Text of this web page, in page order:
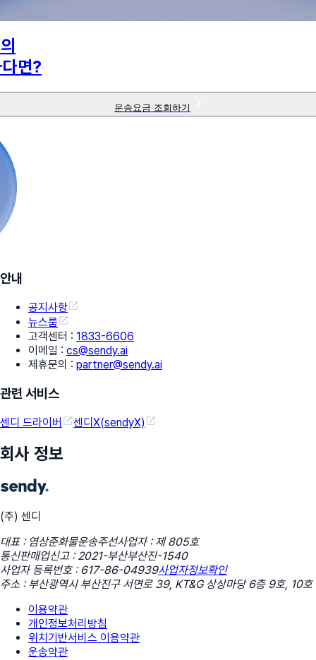
면?
운송요금 조회하기
안내
공지사항
뉴스룸
고객센터 : 1833-6606
이메일 : cs@sendy.ai
제휴문의 : partner@sendy.ai
관련 서비스
센디 드라이버 센디X(sendyX)
회사 정보
(주) 센디
대표 : 염상준화물운송주선사업자 : 제 805호
통신판매업신고 : 2021-부산부산진-1540
사업자 등록번호 : 617-86-04939사업자정보확인
주소 : 부산광역시 부산진구 서면로 39, KT&G 상상마당 6층 9호, 10호
이용약관
개인정보처리방침
위치기반서비스 이용약관
운송약관